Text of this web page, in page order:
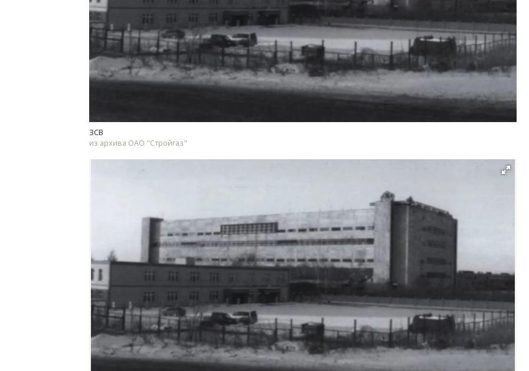
ЗСВ
из архива ОАО "Стройгаз"
Архитектурный код начинается с
земли. Мощение крупноформатными
плитами становится новым
стандартом благоустройства
СТРОИТЕЛЬСТВО
Смелость архитектурных идей.
Генеральный директор компании
ЗИАС — об эстетике городов,
трендах в фасадах и развитии рынка
СТРОИТЕЛЬСТВО
«Жилищной инициативы»
Гатилов — о том, как
оставаться на плаву,
штормит
СТРОИТЕЛЬСТВО